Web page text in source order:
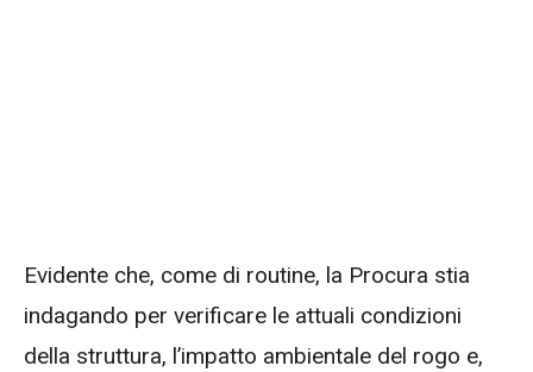
Evidente che, come di routine, la Procura stia
indagando per verificare le attuali condizioni
della struttura, l’impatto ambientale del rogo e,